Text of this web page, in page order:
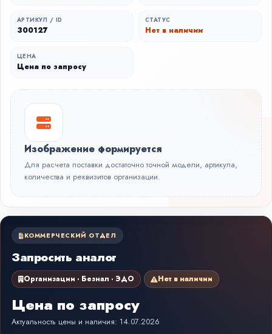
АРТИКУЛ / ID
300127
СТАТУС
Нет в наличии
ЦЕНА
Цена по запросу
Изображение формируется
Для расчета поставки достаточно точной модели, артикула,
количества и реквизитов организации.
КОММЕРЧЕСКИЙ ОТДЕЛ
Запросить аналог
Организации · Безнал · ЭДО Нет в наличии
Цена по запросу
Актуальность цены и наличия: 14.07.2026